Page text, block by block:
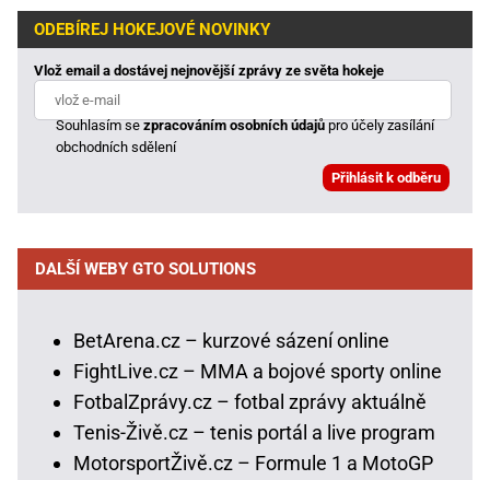
ODEBÍREJ HOKEJOVÉ NOVINKY
Vlož email a dostávej nejnovější zprávy ze světa hokeje
Souhlasím sezpracováním osobních údajůpro účely zasílání
obchodních sdělení
DALŠÍ WEBY GTO SOLUTIONS
BetArena.cz – kurzové sázení online
FightLive.cz – MMA a bojové sporty online
FotbalZprávy.cz – fotbal zprávy aktuálně
Tenis-Živě.cz – tenis portál a live program
MotorsportŽivě.cz – Formule 1 a MotoGP